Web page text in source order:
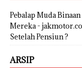
Pebalap Muda
Mereka -
Setelah Pensiun ?
ARSIP